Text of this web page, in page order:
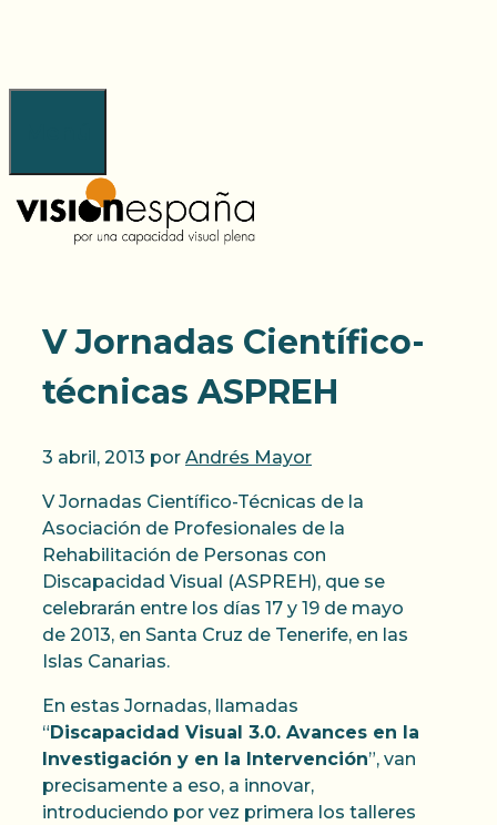
V Jornadas Científico-
técnicas ASPREH
3 abril, 2013 por Andrés Mayor
V Jornadas Científico-Técnicas de la
Asociación de Profesionales de la
Rehabilitación de Personas con
Discapacidad Visual (ASPREH), que se
celebrarán entre los días 17 y 19 de mayo
de 2013, en Santa Cruz de Tenerife, en las
Islas Canarias.
En estas Jornadas, llamadas
“Discapacidad Visual 3.0. Avances en la
Investigación y en la Intervención”, van
precisamente a eso, a innovar,
introduciendo por vez primera los talleres